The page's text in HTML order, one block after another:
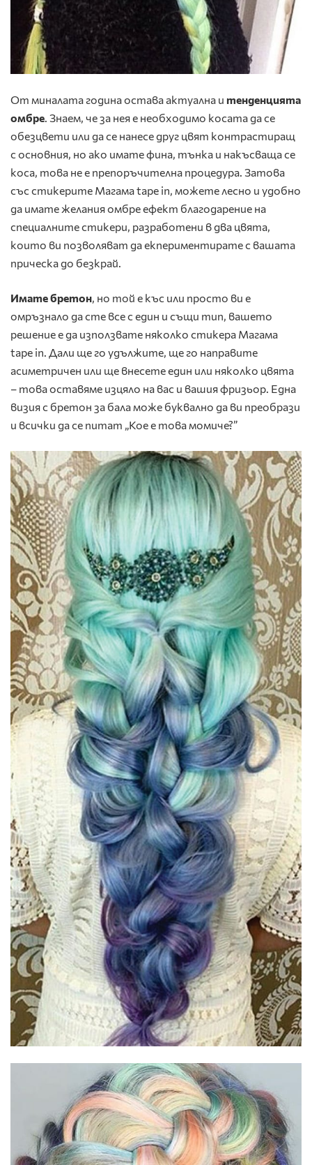
От миналата година остава актуална и тенденцията
омбре. Знаем, че за нея е необходимо косата да се
обезцвети или да се нанесе друг цвят контрастиращ
с основния, но ако имате фина, тънка и накъсваща се
коса, това не е препоръчителна процедура. Затова
със стикерите Магама tape in, можете лесно и удобно
да имате желания омбре ефект благодарение на
специалните стикери, разработени в два цвята,
които ви позволяват да екпериментирате с вашата
прическа до безкрай.
Имате бретон, но той е къс или просто ви е
омръзнало да сте все с един и същи тип, вашето
решение е да използвате няколко стикера Магама
tape in. Дали ще го удължите, ще го направите
асиметричен или ще внесете един или няколко цвята
– това оставяме изцяло на вас и вашия фризьор. Една
визия с бретон за бала може буквално да ви преобрази
и всички да се питат „Кое е това момиче?”